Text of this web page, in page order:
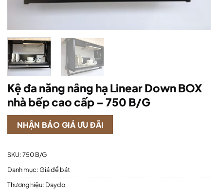
Kệ đa năng nâng hạ Linear Down BOX
nhà bếp cao cấp – 750 B/G
NHẬN BÁO GIÁ ƯU ĐÃI
SKU:750 B/G
Danh mục:Giá để bát
Thương hiệu: Daydo